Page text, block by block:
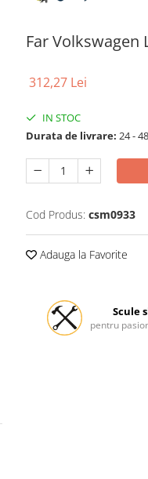
Far Volkswagen
312,27 Lei
IN STOC
Durata de livrare: 24 -
Cod Produs: csm0933
Adauga la Favorite
Scule
pentru